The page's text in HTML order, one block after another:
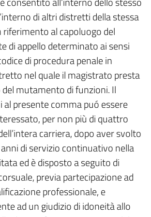
di altri distretti della stessa
riferimento al capoluogo del
di appello determinato ai sensi
di procedura penale in
nel quale il magistrato presta
del mutamento di funzioni. Il
al presente comma puó essere
per non più di quattro
carriera, dopo aver svolto
di servizio continuativo nella
ed è disposto a seguito di
previa partecipazione ad
professionale, e
ad un giudizio di idoneità allo